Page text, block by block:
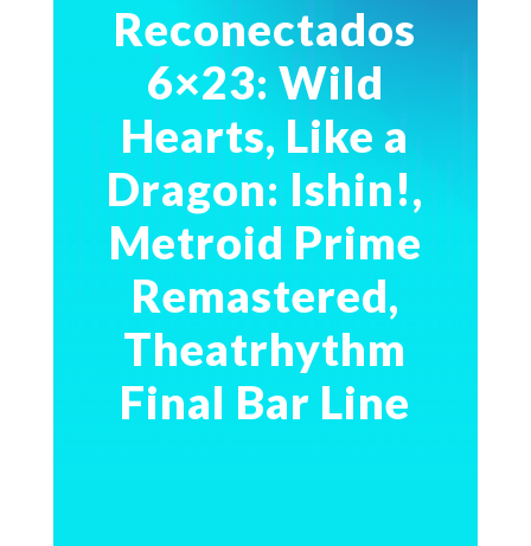
Reconectados
6×23: Wild
Hearts, Like a
Dragon: Ishin!,
Metroid Prime
Remastered,
Theatrhythm
Final Bar Line